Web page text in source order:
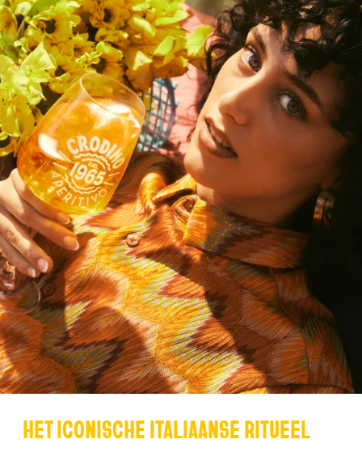
HET ICONISCHE ITALIAANSE RITUEEL